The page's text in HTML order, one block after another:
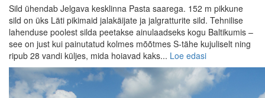
Sild ühendab Jelgava kesklinna Pasta saarega. 152 m pikkune
sild on üks Läti pikimaid jalakäijate ja jalgratturite sild. Tehnilise
lahenduse poolest silda peetakse ainulaadseks kogu Baltikumis –
see on just kui painutatud kolmes mõõtmes S-tähe kujuliselt ning
ripub 28 vandi küljes, mida hoiavad kaks... Loe edasi